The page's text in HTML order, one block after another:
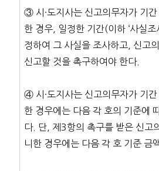
③ 시·도지사는 신고의무자가 기간
한 경우, 일정한 기간(이하 ‘사실조
정하여 그 사실을 조사하고, 신고
신고할 것을 촉구하여야 한다.
④ 시·도지사는 신고의무자가 기간
한 경우에는 다음 각 호의 기준에
다. 단, 제3항의 촉구를 받은 신고
니한 경우에는 다음 각 호 기준 금